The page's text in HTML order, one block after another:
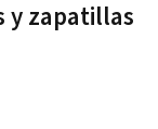
y zapatillas